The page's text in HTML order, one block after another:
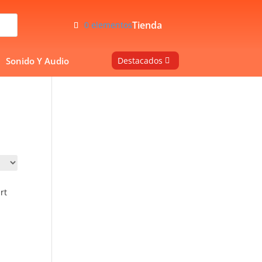
0 elementosTienda
Sonido Y Audio Destacados